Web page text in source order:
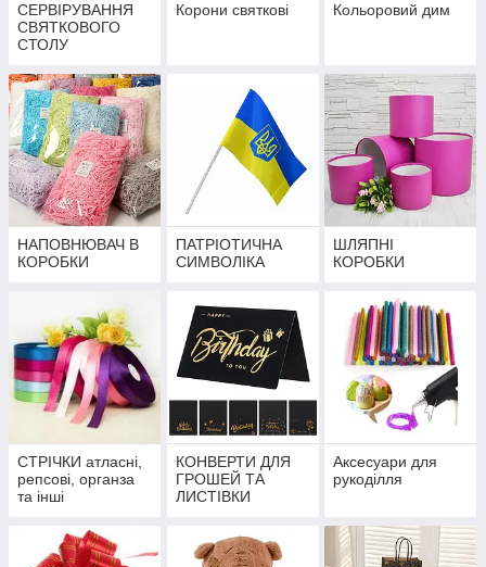
СЕРВІРУВАННЯ
СВЯТКОВОГО
СТОЛУ
Корони святкові Кольоровий дим
НАПОВНЮВАЧ В
КОРОБКИ
ПАТРІОТИЧНА
СИМВОЛІКА
ШЛЯПНІ
КОРОБКИ
СТРІЧКИ атласні,
репсові, органза
та інші
КОНВЕРТИ ДЛЯ
ГРОШЕЙ ТА
ЛИСТІВКИ
Аксесуари для
рукоділля